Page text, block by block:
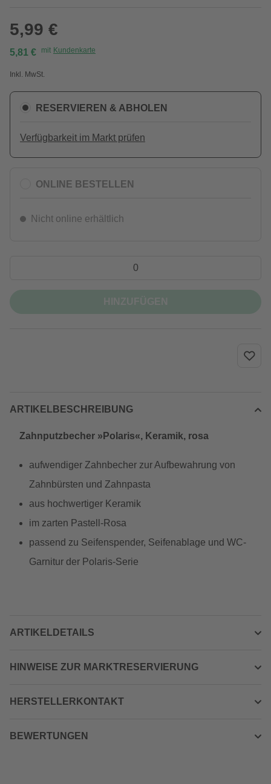
5,99 €
5,81 € mit Kundenkarte
Inkl. MwSt.
RESERVIEREN & ABHOLEN
Verfügbarkeit im Markt prüfen
ONLINE BESTELLEN
Nicht online erhältlich
ARTIKELBESCHREIBUNG
Zahnputzbecher »Polaris«, Keramik, rosa
aufwendiger Zahnbecher zur Aufbewahrung von
Zahnbürsten und Zahnpasta
aus hochwertiger Keramik
im zarten Pastell-Rosa
passend zu Seifenspender, Seifenablage und WC-
Garnitur der Polaris-Serie
ARTIKELDETAILS
HINWEISE ZUR MARKTRESERVIERUNG
HERSTELLERKONTAKT
BEWERTUNGEN